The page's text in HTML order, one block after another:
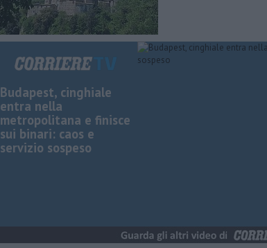
Budapest, cinghiale
entra nella
metropolitana e finisce
sui binari: caos e
servizio sospeso